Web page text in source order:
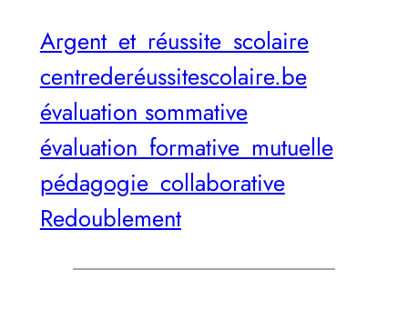
Argent_et_réussite_scolaire
centrederéussitescolaire.be
évaluation sommative
évaluation_formative_mutuelle
pédagogie_collaborative
Redoublement